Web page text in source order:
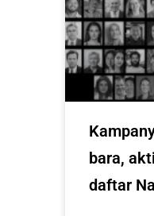
bara,
daftar